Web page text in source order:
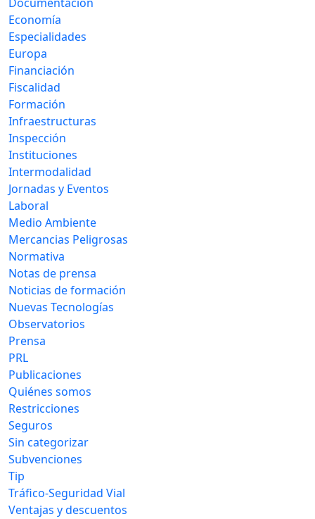
Documentación
Economía
Especialidades
Europa
Financiación
Fiscalidad
Formación
Infraestructuras
Inspección
Instituciones
Intermodalidad
Jornadas y Eventos
Laboral
Medio Ambiente
Mercancias Peligrosas
Normativa
Notas de prensa
Noticias de formación
Nuevas Tecnologías
Observatorios
Prensa
PRL
Publicaciones
Quiénes somos
Restricciones
Seguros
Sin categorizar
Subvenciones
Tip
Tráfico-Seguridad Vial
Ventajas y descuentos